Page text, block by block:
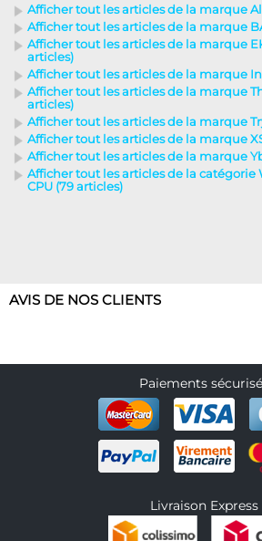
Afficher tout les articles de la marque
Afficher tout les articles de la marque
Afficher tout les articles de la marque
articles)
Afficher tout les articles de la marque
Afficher tout les articles de la marque
articles)
Afficher tout les articles de la marque
Afficher tout les articles de la marque
Afficher tout les articles de la marque
Afficher tout les articles de la catégorie
CPU (79 articles)
AVIS DE NOS CLIENTS
Paiements
Livraison Express